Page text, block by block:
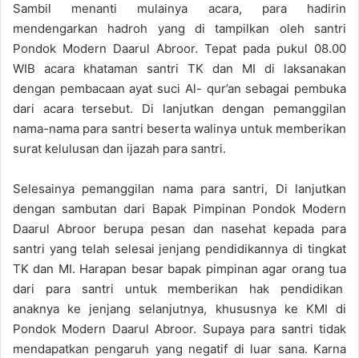
Sambil menanti mulainya acara, para hadirin
mendengarkan hadroh yang di tampilkan oleh santri
Pondok Modern Daarul Abroor. Tepat pada pukul 08.00
WIB acara khataman santri TK dan MI di laksanakan
dengan pembacaan ayat suci Al- qur’an sebagai pembuka
dari acara tersebut. Di lanjutkan dengan pemanggilan
nama-nama para santri beserta walinya untuk memberikan
surat kelulusan dan ijazah para santri.
Selesainya pemanggilan nama para santri, Di lanjutkan
dengan sambutan dari Bapak Pimpinan Pondok Modern
Daarul Abroor berupa pesan dan nasehat kepada para
santri yang telah selesai jenjang pendidikannya di tingkat
TK dan MI. Harapan besar bapak pimpinan agar orang tua
dari para santri untuk memberikan hak pendidikan
anaknya ke jenjang selanjutnya, khususnya ke KMI di
Pondok Modern Daarul Abroor. Supaya para santri tidak
mendapatkan pengaruh yang negatif di luar sana. Karna